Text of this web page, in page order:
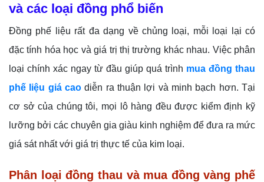
và các loại đồng phổ biến
Đồng phế liệu rất đa dạng về chủng loại, mỗi loại lại có
đặc tính hóa học và giá trị thị trường khác nhau. Việc phân
loại chính xác ngay từ đầu giúp quá trình mua đồng thau
phế liệu giá caodiễn ra thuận lợi và minh bạch hơn. Tại
cơ sở của chúng tôi, mọi lô hàng đều được kiểm định kỹ
lưỡng bởi các chuyên gia giàu kinh nghiệm để đưa ra mức
giá sát nhất với giá trị thực tế của kim loại.
Phân loại đồng thau và mua đồng vàng phế